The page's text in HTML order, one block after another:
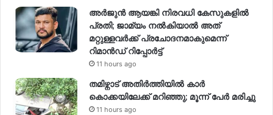
അര്‍ജുന്‍ ആയങ്കി നിരവധി കേസുകളില്‍
പ്രതി; ജാമ്യം നല്‍കിയാല്‍ അത്
മറ്റുള്ളവര്‍ക്ക് പ്രചോദനമാകുമെന്ന്
റിമാന്‍ഡ് റിപ്പോര്‍ട്ട്
11 hours ago
തമിഴ്നാട് അതിർത്തിയിൽ കാർ
കൊക്കയിലേക്ക് മറിഞ്ഞു; മൂന്ന് പേർ മരിച്ചു
11 hours ago